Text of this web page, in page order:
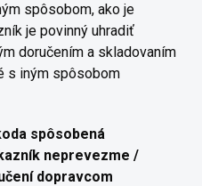
spôsobom, ako je
je povinný uhradiť
doručením a skladovaním
s iným spôsobom
spôsobená
neprevezme /
dopravcom